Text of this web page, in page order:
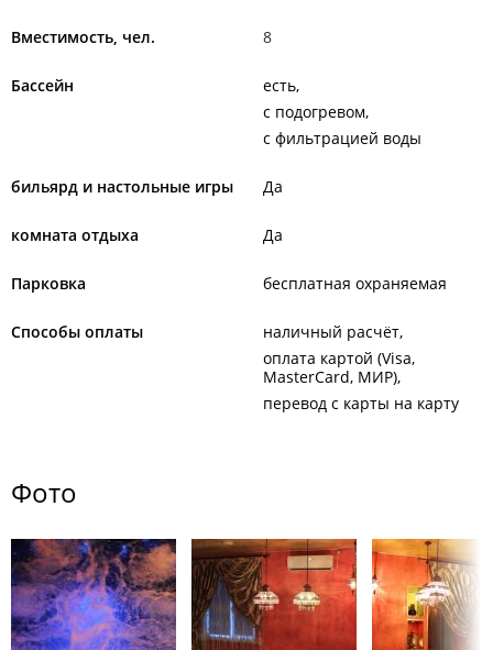
Вместимость, чел. 8
Бассейн
есть
с подогревом
с фильтрацией воды
бильярд и настольные игры Да
комната отдыха Да
Парковка бесплатная охраняемая
Способы оплаты
наличный расчёт
оплата картой (Visa,
MasterCard, МИР)
перевод с карты на карту
Фото